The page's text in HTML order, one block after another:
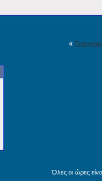
«
Όλες οι ώρες